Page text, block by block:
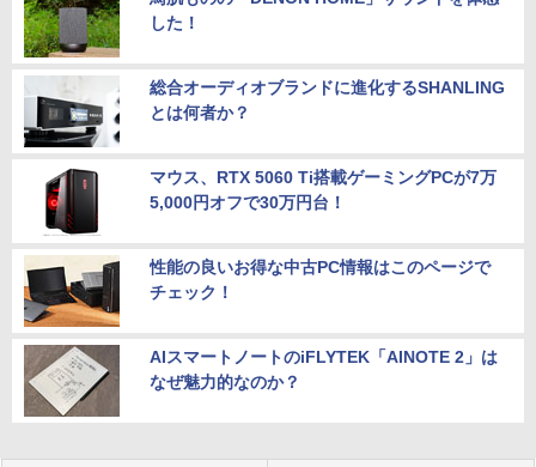
した！
総合オーディオブランドに進化するSHANLING
とは何者か？
マウス、RTX 5060 Ti搭載ゲーミングPCが7万
5,000円オフで30万円台！
性能の良いお得な中古PC情報はこのページで
チェック！
AIスマートノートのiFLYTEK「AINOTE 2」は
なぜ魅力的なのか？